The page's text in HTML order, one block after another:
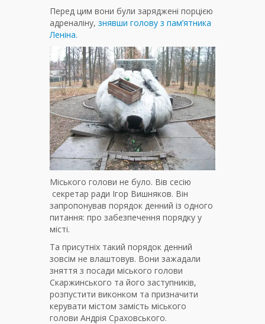
Перед цим вони були заряджені порцією
адреналіну, знявши голову з пам’ятника
Леніна.
Міського голови не було. Вів сесію
секретар ради Ігор Вишняков. Він
запропонував порядок денний із одного
питання: про забезпечення порядку у
місті.
Та присутніх такий порядок денний
зовсім не влаштовув. Вони зажадали
зняття з посади міського голови
Скаржинського та його заступників,
розпустити виконком та призначити
керувати містом замість міського
голови Андрія Сраховського.